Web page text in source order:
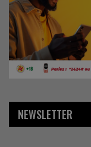
NEWSLETTER